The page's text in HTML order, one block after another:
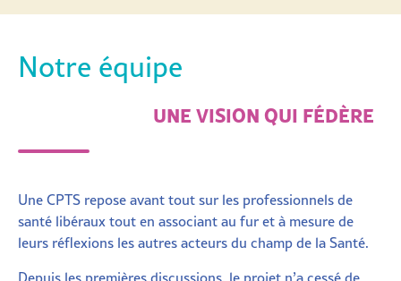
Notre équipe
UNE VISION QUI FÉDÈRE
Une CPTS repose avant tout sur les professionnels de
santé libéraux tout en associant au fur et à mesure de
leurs réflexions les autres acteurs du champ de la Santé.